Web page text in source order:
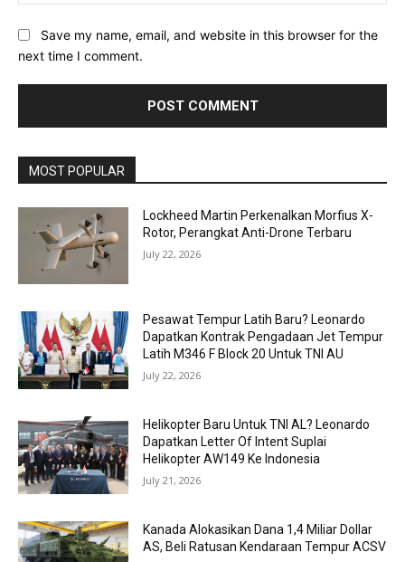
Save my name, email, and website in this browser for the
next time I comment.
MOST POPULAR
Lockheed Martin Perkenalkan Morfius X-
Rotor, Perangkat Anti-Drone Terbaru
July 22, 2026
Pesawat Tempur Latih Baru? Leonardo
Dapatkan Kontrak Pengadaan Jet Tempur
Latih M346 F Block 20 Untuk TNI AU
July 22, 2026
Helikopter Baru Untuk TNI AL? Leonardo
Dapatkan Letter Of Intent Suplai
Helikopter AW149 Ke Indonesia
July 21, 2026
Kanada Alokasikan Dana 1,4 Miliar Dollar
AS, Beli Ratusan Kendaraan Tempur ACSV